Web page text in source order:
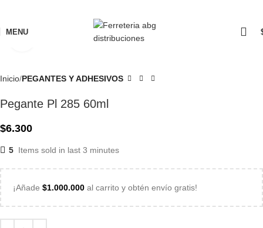
MENU
Inicio PEGANTES Y ADHESIVOS
Pegante Pl 285 60ml
$6.300
5 Items sold in last 3 minutes
¡Añade $1.000.000 al carrito y obtén envío gratis!